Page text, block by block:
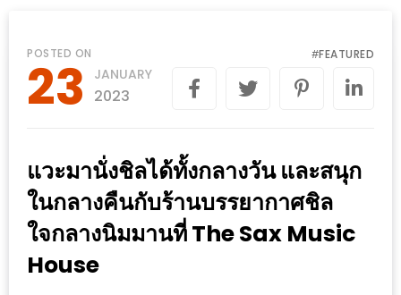
ความ
เป็น
เล่น
กัน
ฐานะ
อะไร
…
งาน
POSTED ON
23 JANUARY
2023
#FEATURED
แวะมานั่งชิลได้ทั้งกลางวัน และสนุก
ในกลางคืนกับร้านบรรยากาศชิล
ใจกลางนิมมานที่ The Sax Music
House